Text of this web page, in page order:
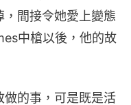
間接令她愛上變態
中槍以後，他的故
的事，可是既是活